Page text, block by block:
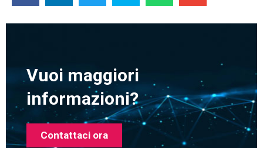
Vuoi maggiori
informazioni?
Contattaci ora